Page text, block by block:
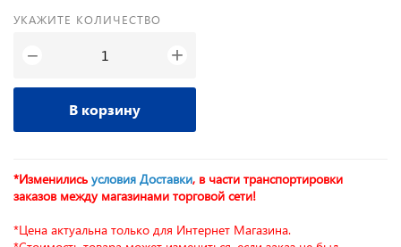
УКАЖИТЕ КОЛИЧЕСТВО
− +
В корзину
*Изменились условия Доставки, в части транспортировки
заказов между магазинами торговой сети!
*Цена актуальна только для Интернет Магазина.